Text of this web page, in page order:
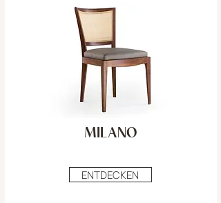
ENTDECKEN
MILANO